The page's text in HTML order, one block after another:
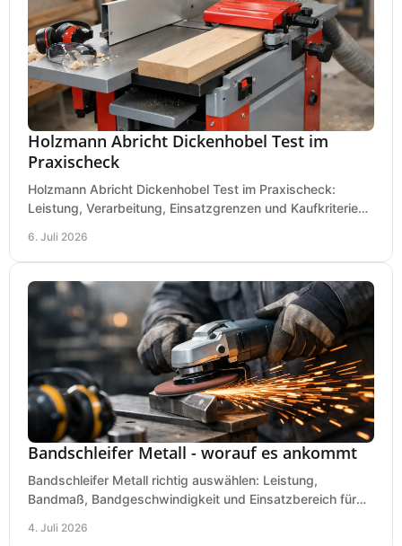
Holzmann Abricht Dickenhobel Test im
Praxischeck
Holzmann Abricht Dickenhobel Test im Praxischeck:
Leistung, Verarbeitung, Einsatzgrenzen und Kaufkriterien
6. Juli 2026
Bandschleifer Metall - worauf es ankommt
Bandschleifer Metall richtig auswählen: Leistung,
Bandmaß, Bandgeschwindigkeit und Einsatzbereich für
4. Juli 2026